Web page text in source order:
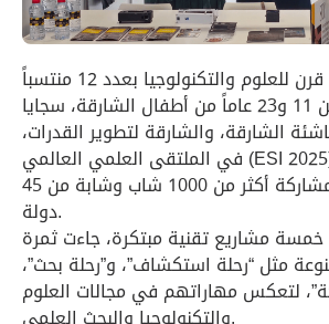
يشارك مركز ربع قرن للعلوم والتكنولوجيا بعدد 12 منتسباً
تتراوح أعمارهم بين 11 و23 عاماً من أطفال الشارقة، سجايا
الشارقة، والشارقة لتطوير القدرات،
في الملتقى العلمي العالمي (ESI 2025) الذي تستضيفه
مدينة أبوظبي، بمشاركة أكثر من 1000 شاب وشابة من 45
دولة.
مشاريع تقنية مبتكرة، جاءت ثمرة
مثل “رحلة استكشاف”، و”رحلة بحث”،
لتعكس مهاراتهم في مجالات العلوم